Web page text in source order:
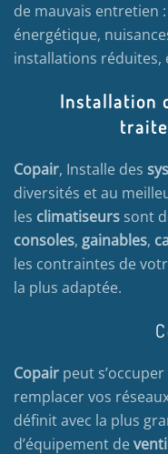
de mauvais entretien
énergétique,
installations réduites,
Installation
Copair, Installe des
diversités et au
les climatiseurs sont
consoles, gainables,
les contraintes de
la plus adaptée.
Copair peut
remplacer vos
définit avec la plus
d’équipement de